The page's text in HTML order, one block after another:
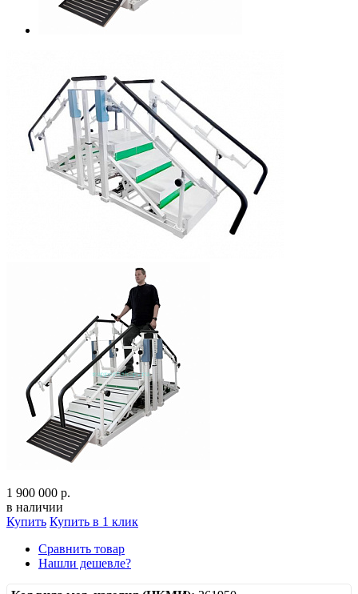
1 900 000 р.
в наличии
Купить Купить в 1 клик
Сравнить товар
Нашли дешевле?